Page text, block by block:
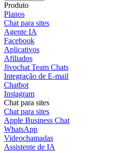
Produto
Planos
Chat para sites
Agente IA
Facebook
Aplicativos
Afiliados
Jivochat Team Chats
Integração de E-mail
Chatbot
Instagram
Chat para sites
Chat para sites
Apple Business Chat
WhatsApp
Videochamadas
Assistente de IA